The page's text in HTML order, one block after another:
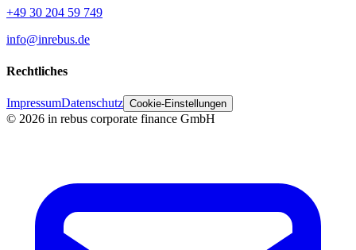
+49 30 204 59 749
info@inrebus.de
Rechtliches
ImpressumDatenschutz Cookie-Einstellungen
© 2026 in rebus corporate finance GmbH